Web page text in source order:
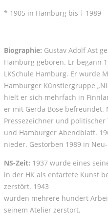
* 1905 in Hamburg bis † 1989
Biographie: Gustav Adolf Ast
Hamburg geboren. Er begann
LKSchule Hamburg. Er wurde
Hamburger Künstlergruppe
hielt er sich mehrfach in
er mit Gerda Böse befreundet.
Pressezeichner und
und Hamburger Abendblatt.
nieder. Gestorben 1989 in
NS-Zeit: 1937 wurde eines
in der HK als entartete Kunst
zerstört. 1943
wurden mehrere hundert
seinem Atelier zerstört.